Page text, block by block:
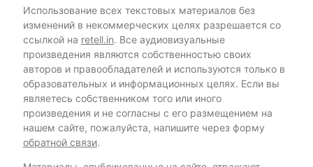
Использование всех текстовых материалов без
изменений в некоммерческих целях разрешается со
ссылкой на retell.in. Все аудиовизуальные
произведения являются собственностью своих
авторов и правообладателей и используются только в
образовательных и информационных целях. Если вы
являетесь собственником того или иного
произведения и не согласны с его размещением на
нашем сайте, пожалуйста, напишите через форму
обратной связи.